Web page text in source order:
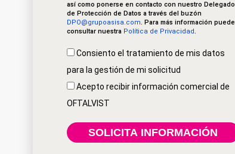
así como ponerse en contacto con nuestro Delegado
de Protección de Datos a través del buzón
DPO@grupoasisa.com. Para más información puede
consultar nuestra Política de Privacidad.
Consiento el tratamiento de mis datos
para la gestión de mi solicitud
Acepto recibir información comercial de
OFTALVIST